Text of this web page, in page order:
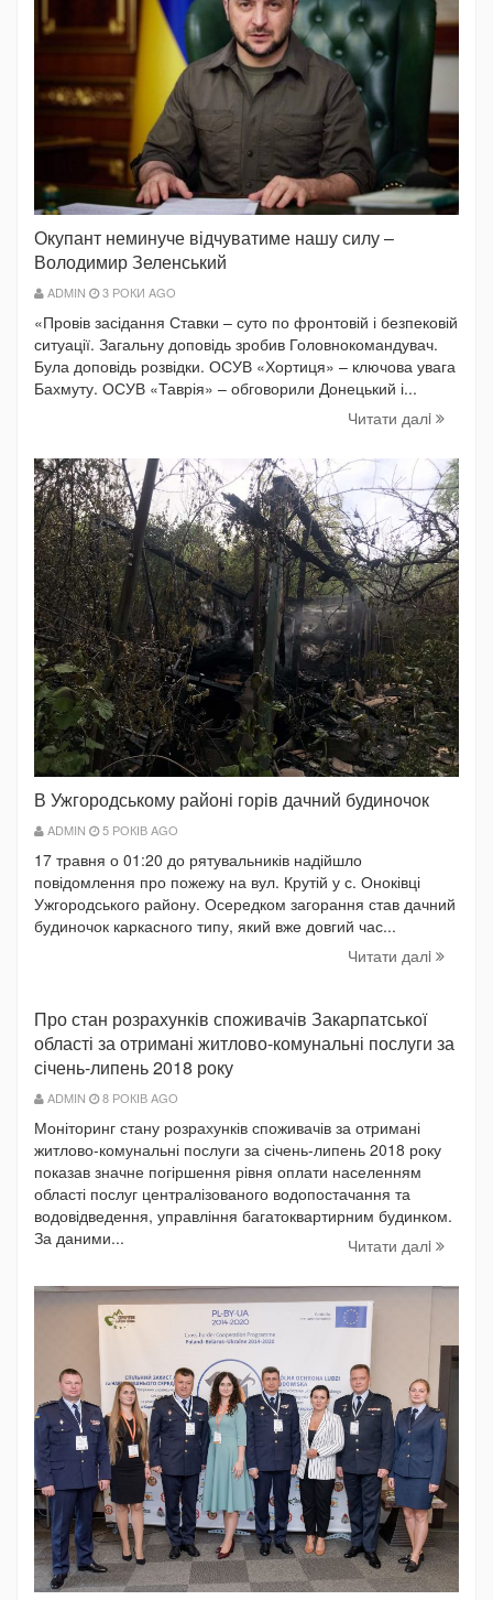
Окупант неминуче відчуватиме нашу силу –
Володимир Зеленський
ADMIN 3 РОКИ AGO
«Провів засідання Ставки – суто по фронтовій і безпековій
ситуації. Загальну доповідь зробив Головнокомандувач.
Була доповідь розвідки. ОСУВ «Хортиця» – ключова увага
Бахмуту. ОСУВ «Таврія» – обговорили Донецький і...
Читати далi
В Ужгородському районі горів дачний будиночок
ADMIN 5 РОКІВ AGO
17 травня о 01:20 до рятувальників надійшло
повідомлення про пожежу на вул. Крутій у с. Оноківці
Ужгородського району. Осередком загорання став дачний
будиночок каркасного типу, який вже довгий час...
Читати далi
Про стан розрахунків споживачів Закарпатської
області за отримані житлово-комунальні послуги за
січень-липень 2018 року
ADMIN 8 РОКІВ AGO
Моніторинг стану розрахунків споживачів за отримані
житлово-комунальні послуги за січень-липень 2018 року
показав значне погіршення рівня оплати населенням
області послуг централізованого водопостачання та
водовідведення, управління багатоквартирним будинком.
За даними...
Читати далi